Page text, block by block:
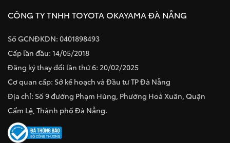
CÔNG TY TNHH TOYOTA OKAYAMA ĐÀ NẴNG
Số GCNĐKDN: 0401898493
Cấp lần đầu: 14/05/2018
Đăng ký thay đổi lần thứ 6: 20/02/2025
Cơ quan cấp: Sở kế hoạch và Đầu tư TP Đà Nẵng
Địa chỉ: Số 9 đường Phạm Hùng, Phường Hoà Xuân, Quận
Cẩm Lệ, Thành phố Đà Nẵng.